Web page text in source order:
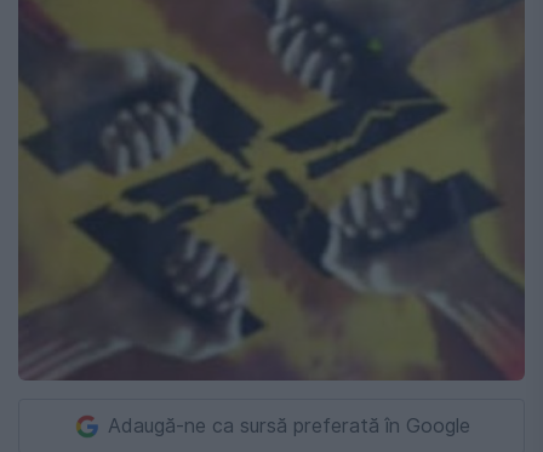
Adaugă-ne ca sursă preferată în Google